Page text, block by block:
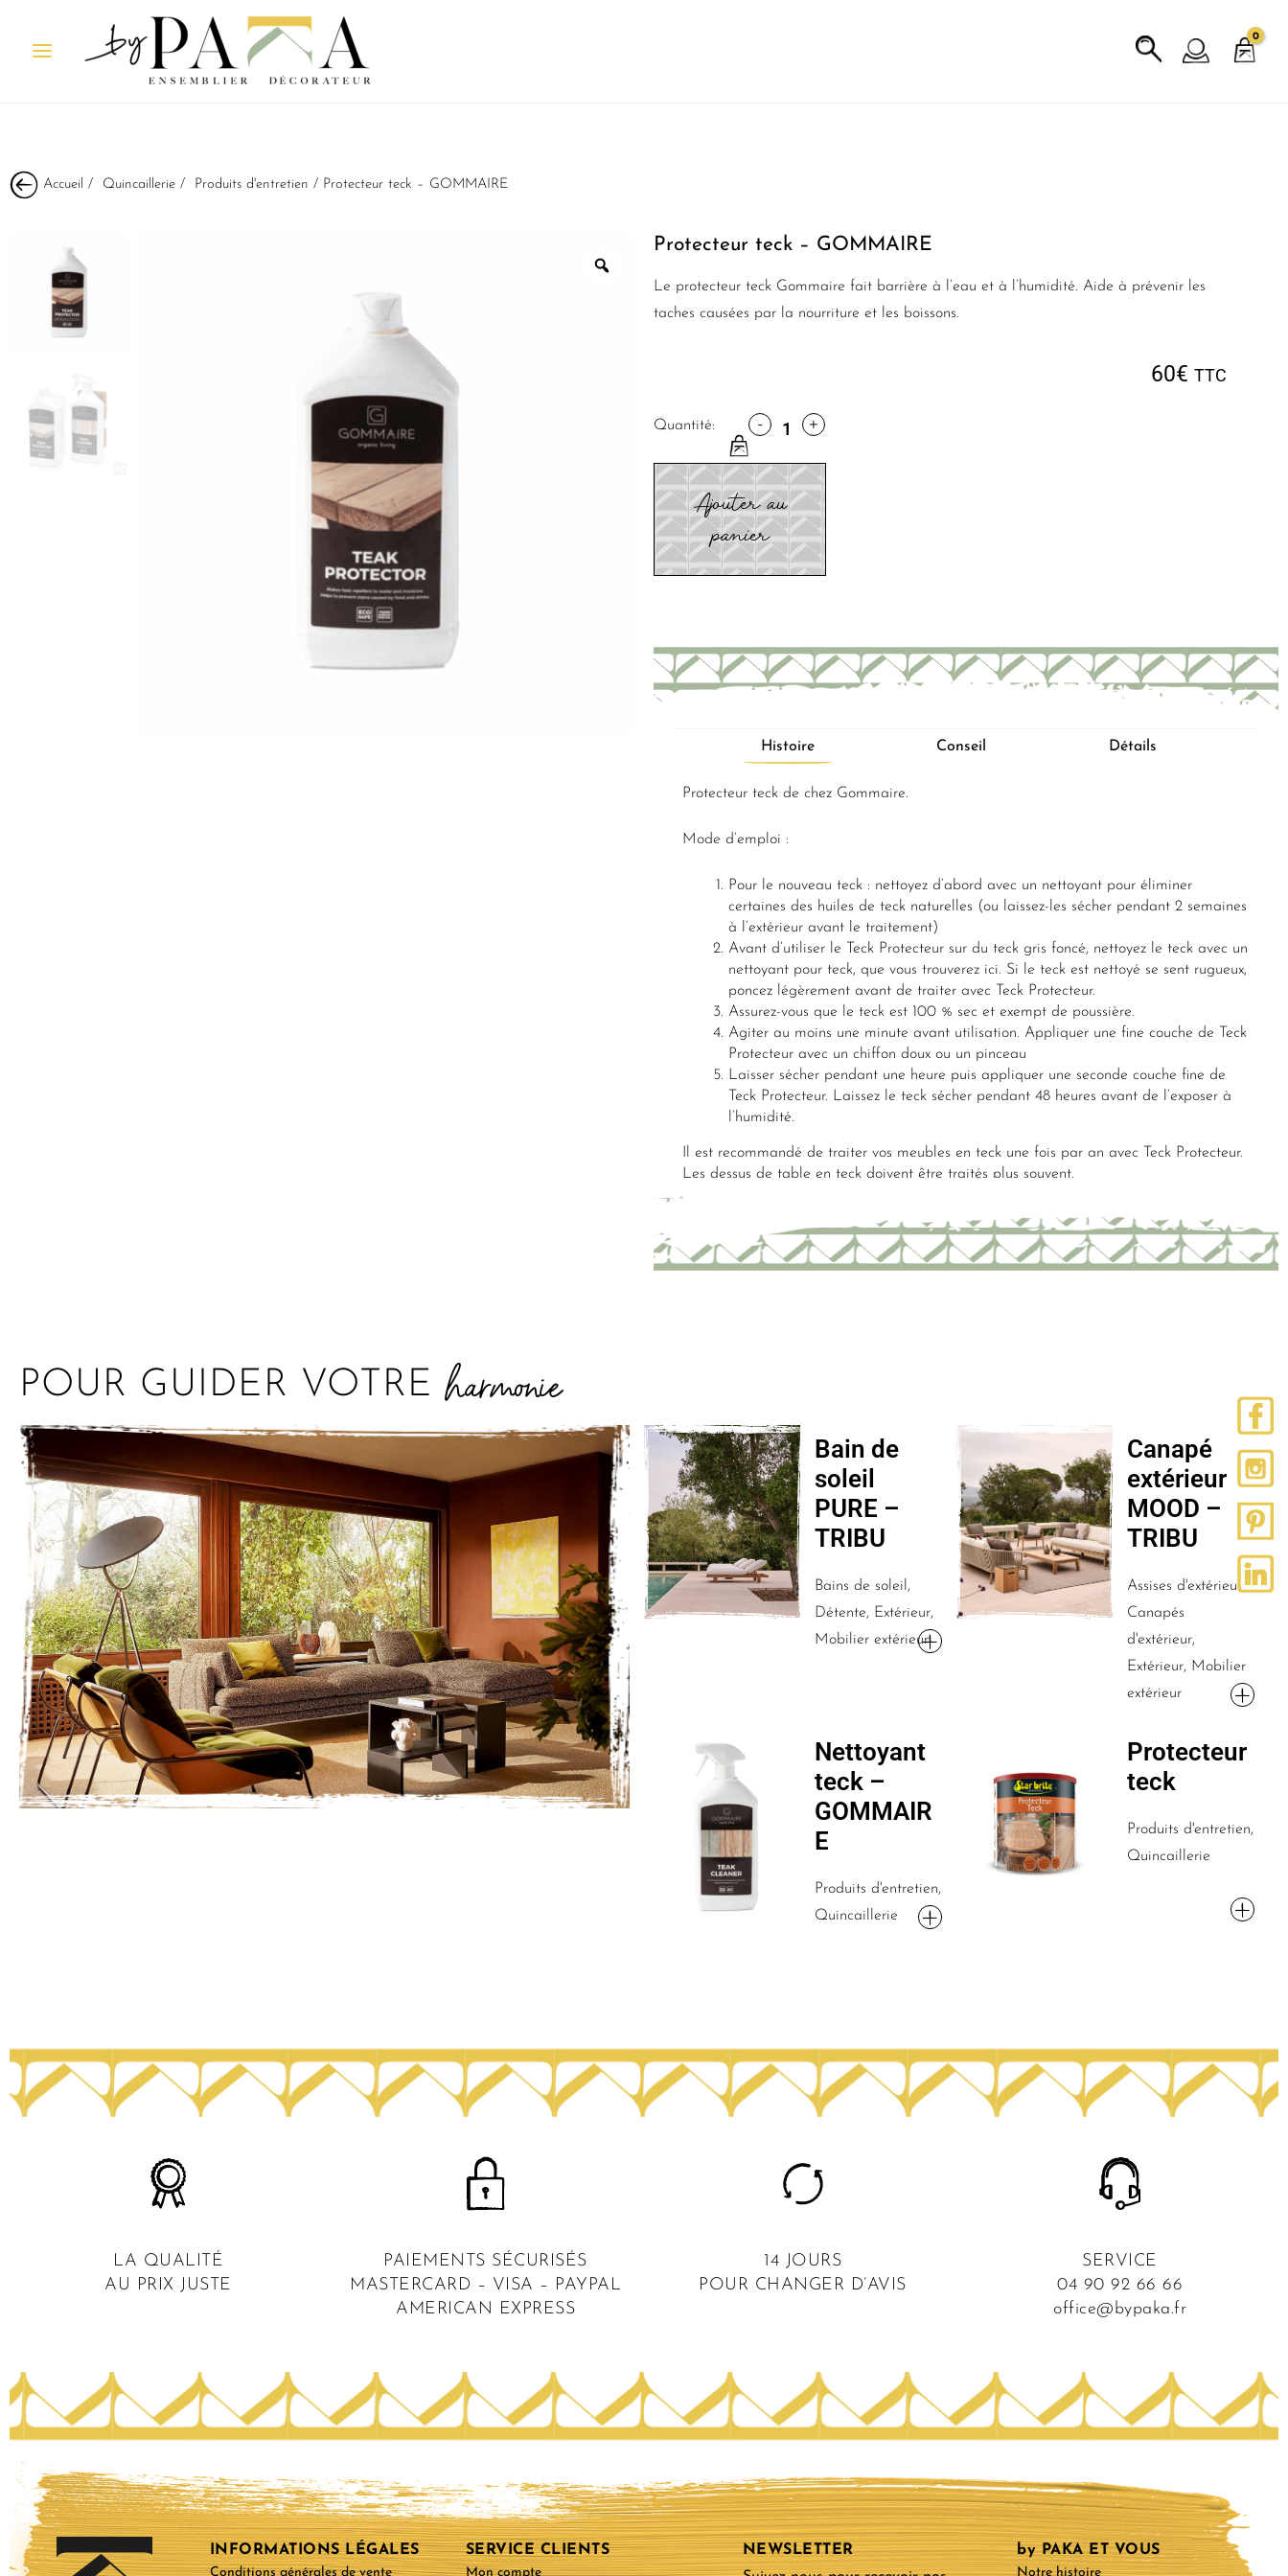
Accueil / Quincaillerie / Produits d'entretien / Protecteur teck – GOMMAIRE
Protecteur teck – GOMMAIRE
Le protecteur teck Gommaire fait barrière à l’eau et à l’humidité. Aide à prévenir les
taches causées par la nourriture et les boissons.
60€ TTC
Quantité: - +
Ajouter au
panier
Histoire Conseil Détails
Protecteur teck de chez Gommaire.
Mode d’emploi :
Pour le nouveau teck : nettoyez d’abord avec un nettoyant pour éliminer
certaines des huiles de teck naturelles (ou laissez-les sécher pendant 2 semaines
à l’extérieur avant le traitement)
Avant d’utiliser le Teck Protecteur sur du teck gris foncé, nettoyez le teck avec un
nettoyant pour teck, que vous trouverez ici. Si le teck est nettoyé se sent rugueux,
poncez légèrement avant de traiter avec Teck Protecteur.
Assurez-vous que le teck est 100 % sec et exempt de poussière.
Agiter au moins une minute avant utilisation. Appliquer une fine couche de Teck
Protecteur avec un chiffon doux ou un pinceau
Laisser sécher pendant une heure puis appliquer une seconde couche fine de
Teck Protecteur. Laissez le teck sécher pendant 48 heures avant de l’exposer à
l’humidité.
Il est recommandé de traiter vos meubles en teck une fois par an avec Teck Protecteur.
Les dessus de table en teck doivent être traités plus souvent.
POUR GUIDER VOTREharmonie
Bain de
soleil
PURE –
TRIBU
Bains de soleil,
Détente, Extérieur,
Mobilier extérieur
Canapé
extérieur
MOOD –
TRIBU
Assises d'extérieur,
Canapés
d'extérieur,
Extérieur, Mobilier
extérieur
Nettoyant
teck –
GOMMAIR
E
Produits d'entretien,
Quincaillerie
Protecteur
teck
Produits d'entretien,
Quincaillerie
LA QUALITÉ
AU PRIX JUSTE
PAIEMENTS SÉCURISÉS
MASTERCARD – VISA – PAYPAL
AMERICAN EXPRESS
14 JOURS
POUR CHANGER D’AVIS
SERVICE
04 90 92 66 66
office@bypaka.fr
INFORMATIONS LÉGALES
Conditions générales de vente
SERVICE CLIENTS
Mon compte
NEWSLETTER
by PAKA ET VOUS
Notre histoire